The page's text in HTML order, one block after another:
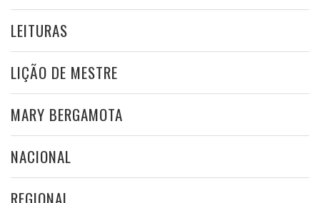
LEITURAS
LIÇÃO DE MESTRE
MARY BERGAMOTA
NACIONAL
REGIONAL